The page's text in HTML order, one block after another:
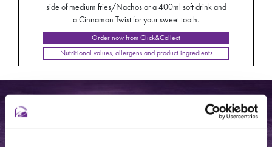
side of medium fries/Nachos or a 400ml soft drink and
a Cinnamon Twist for your sweet tooth.
Order now from Click&Collect
Nutritional values, allergens and product ingredients